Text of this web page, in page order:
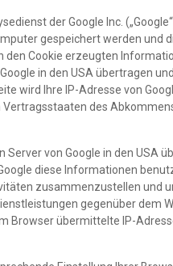
der Google Inc.
gespeichert werden und
den Cookie erzeugten
in den USA übertragen
wird Ihre IP-Adresse von
des
von Google in den USA
diese Informationen
zusammenzustellen und
gegenüber dem
Browser übermittelte IP-